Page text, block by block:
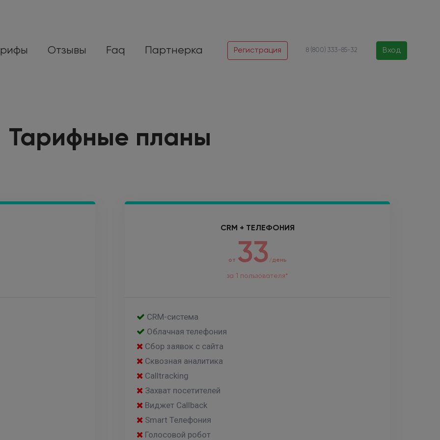
Регистрация 8 (800) 333-85-32 Вход
Отзывы Faq Партнерка
Тарифные планы
CRM + ТЕЛЕФОНИЯ
от 33 /день
за 1 пользователя*
CRM-система
Облачная телефония
Сбор заявок с сайта
Сквозная аналитика
Calltracking
Захват посетителей
Виджет Callback
Smart Телефония
Голосовой робот